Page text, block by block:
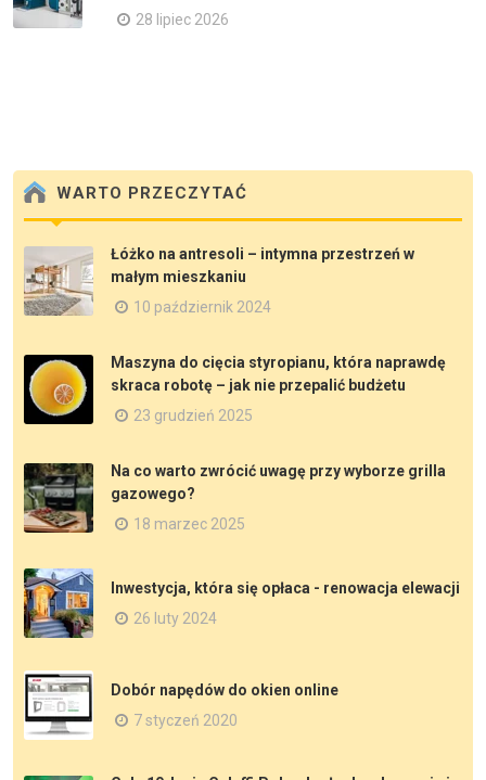
28 lipiec 2026
WARTO PRZECZYTAĆ
Łóżko na antresoli – intymna przestrzeń w
małym mieszkaniu
10 październik 2024
Maszyna do cięcia styropianu, która naprawdę
skraca robotę – jak nie przepalić budżetu
23 grudzień 2025
Na co warto zwrócić uwagę przy wyborze grilla
gazowego?
18 marzec 2025
Inwestycja, która się opłaca - renowacja elewacji
26 luty 2024
Dobór napędów do okien online
7 styczeń 2020